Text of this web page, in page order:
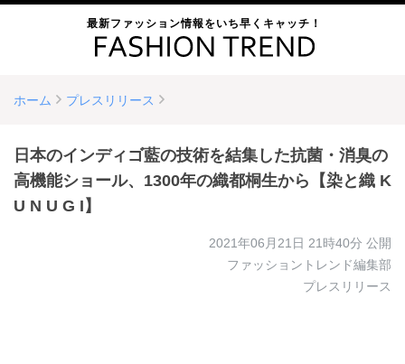
最新ファッション情報をいち早くキャッチ！
ホーム プレスリリース
日本のインディゴ藍の技術を結集した抗菌・消臭の
高機能ショール、1300年の織都桐生から【染と織 K
U N U G I】
2021年06月21日 21時40分 公開
ファッショントレンド編集部
プレスリリース